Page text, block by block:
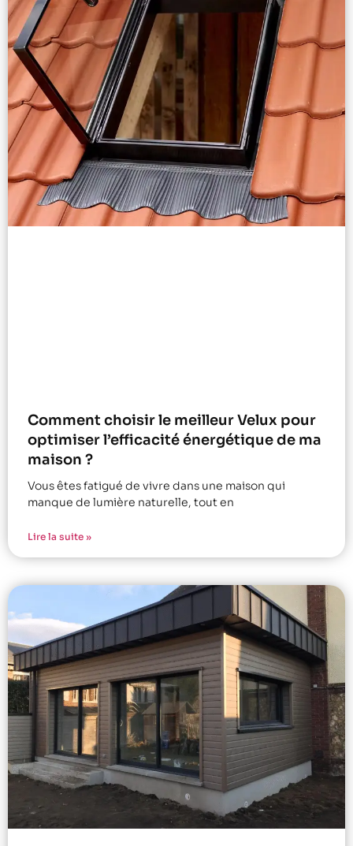
Comment choisir le meilleur Velux pour
optimiser l’efficacité énergétique de ma
maison ?
Vous êtes fatigué de vivre dans une maison qui
manque de lumière naturelle, tout en
Lire la suite »